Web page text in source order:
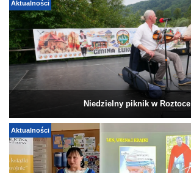
Aktualności
Niedzielny piknik w Roztoce
Aktualności